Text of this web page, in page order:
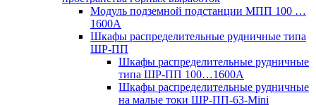
Модуль подземной подстанции МПП 100 …
1600А
Шкафы распределительные рудничные типа
ШР-ПП
Шкафы распределительные рудничные
типа ШР-ПП 100…1600А
Шкафы распределительные рудничные
на малые токи ШР-ПП-63-Mini